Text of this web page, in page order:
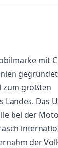
mit
zum größten
Landes. Das
bei der
der